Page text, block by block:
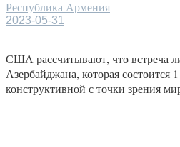
Республика Армения
2023-05-31
США рассчитывают, что встреча
Азербайджана, которая
конструктивной с точки зрения